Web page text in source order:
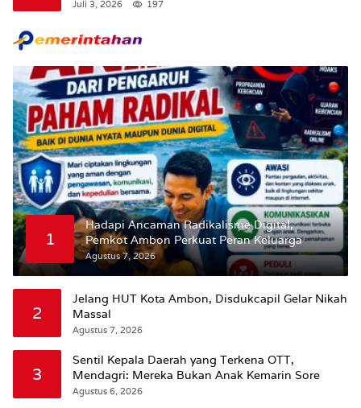
Juli 3, 2026 197
1
Hadapi Ancaman Radikalisme Digital,
Pemkot Ambon Perkuat Peran Keluarga
Agustus 7, 2026
2
Jelang HUT Kota Ambon, Disdukcapil Gelar Nikah
Massal
Agustus 7, 2026
3
Sentil Kepala Daerah yang Terkena OTT,
Mendagri: Mereka Bukan Anak Kemarin Sore
Agustus 6, 2026